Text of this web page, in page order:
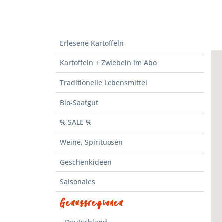
Erlesene Kartoffeln
Kartoffeln + Zwiebeln im Abo
Traditionelle Lebensmittel
Bio-Saatgut
% SALE %
Weine, Spirituosen
Geschenkideen
Saisonales
Genussregionen